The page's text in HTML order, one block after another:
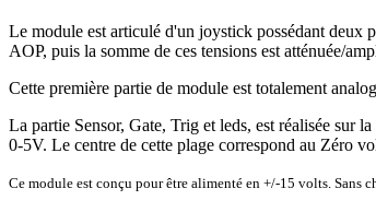
Le module est articulé d'un joystick possédant deux
AOP, puis la somme de ces tensions est atténuée/
Cette première partie de module est totalement
La partie Sensor, Gate, Trig et leds, est réalisée sur
0-5V. Le centre de cette plage correspond au Zéro
Ce module est conçu pour être alimenté en +/-15 volts. Sans